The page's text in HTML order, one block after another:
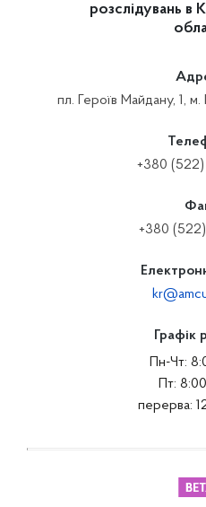
розслідувань в
пл. Героїв Майдану, 1,
+380
+380
Графік
Пн-Чт:
Пт:
перерва: